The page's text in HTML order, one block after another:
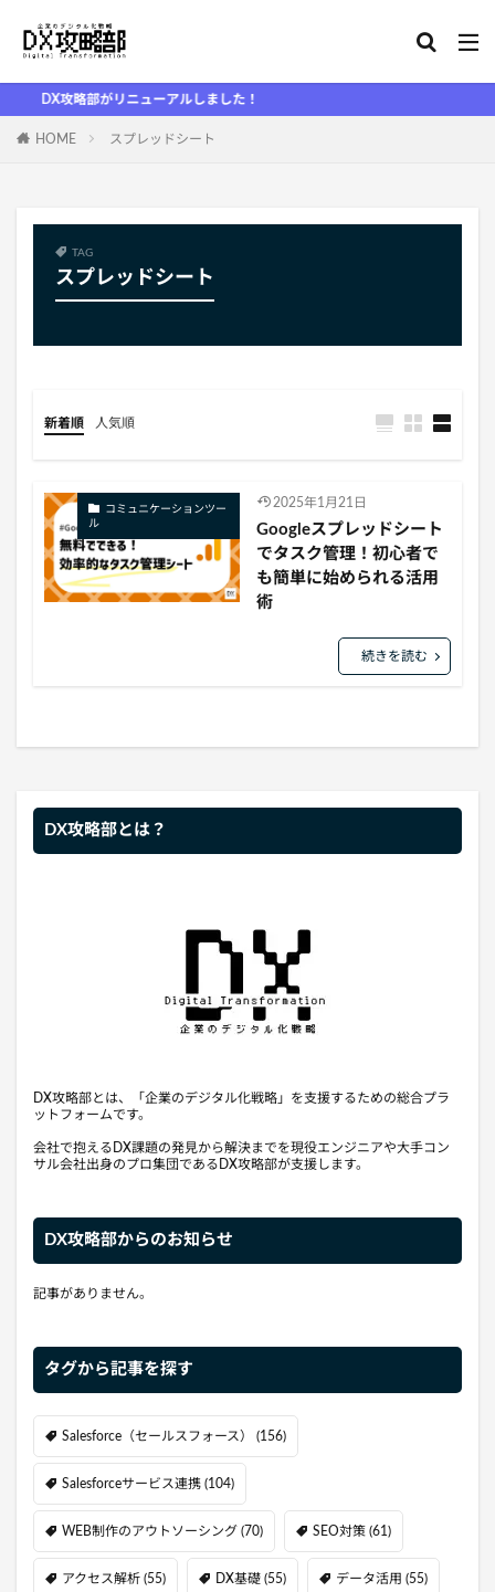
DX攻略部がリニューアルしました！
HOME スプレッドシート
TAG
スプレッドシート
新着順 人気順
コミュニケーションツー
ル
2025年1月21日
Googleスプレッドシート
でタスク管理！初心者で
も簡単に始められる活用
術
続きを読む
DX攻略部とは？
DX攻略部とは、「企業のデジタル化戦略」を支援するための総合プラ
ットフォームです。
会社で抱えるDX課題の発見から解決までを現役エンジニアや大手コン
サル会社出身のプロ集団であるDX攻略部が支援します。
DX攻略部からのお知らせ
記事がありません。
タグから記事を探す
Salesforce（セールスフォース） (156)
Salesforceサービス連携 (104)
WEB制作のアウトソーシング (70) SEO対策 (61)
アクセス解析 (55) DX基礎 (55) データ活用 (55)